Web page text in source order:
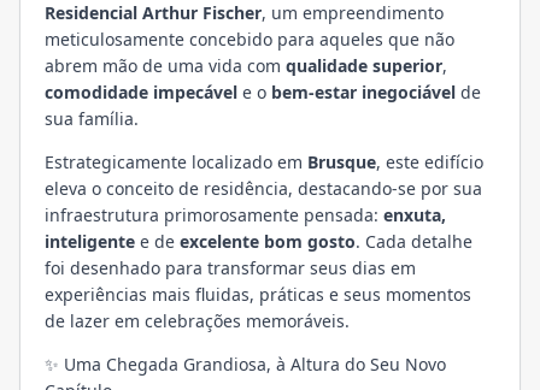
Residencial Arthur Fischer, um empreendimento
meticulosamente concebido para aqueles que não
abrem mão de uma vida com qualidade superior,
comodidade impecável e o bem-estar inegociável de
sua família.
Estrategicamente localizado em Brusque, este edifício
eleva o conceito de residência, destacando-se por sua
infraestrutura primorosamente pensada: enxuta,
inteligente e de excelente bom gosto. Cada detalhe
foi desenhado para transformar seus dias em
experiências mais fluidas, práticas e seus momentos
de lazer em celebrações memoráveis.
✨ Uma Chegada Grandiosa, à Altura do Seu Novo